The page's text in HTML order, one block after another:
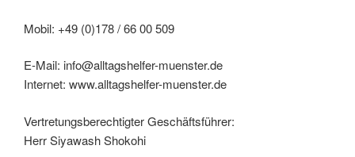
Mobil: +49 (0)178 / 66 00 509
E-Mail: info@alltagshelfer-muenster.de
Internet: www.alltagshelfer-muenster.de
Vertretungsberechtigter Geschäftsführer:
Herr Siyawash Shokohi